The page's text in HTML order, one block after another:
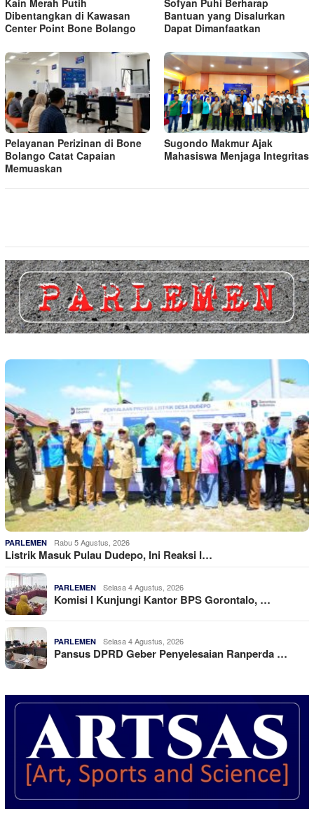
Kain Merah Putih
Dibentangkan di Kawasan
Center Point Bone Bolango
Sofyan Puhi Berharap
Bantuan yang Disalurkan
Dapat Dimanfaatkan
Pelayanan Perizinan di Bone
Bolango Catat Capaian
Memuaskan
Sugondo Makmur Ajak
Mahasiswa Menjaga Integritas
PARLEMEN Rabu 5 Agustus, 2026
Listrik Masuk Pulau Dudepo, Ini Reaksi I…
PARLEMEN Selasa 4 Agustus, 2026
Komisi I Kunjungi Kantor BPS Gorontalo, …
PARLEMEN Selasa 4 Agustus, 2026
Pansus DPRD Geber Penyelesaian Ranperda …